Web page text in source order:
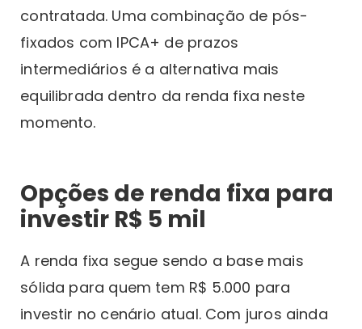
contratada. Uma combinação de pós-
fixados com IPCA+ de prazos
intermediários é a alternativa mais
equilibrada dentro da renda fixa neste
momento.
Opções de renda fixa para
investir R$ 5 mil
A renda fixa segue sendo a base mais
sólida para quem tem R$ 5.000 para
investir no cenário atual. Com juros ainda